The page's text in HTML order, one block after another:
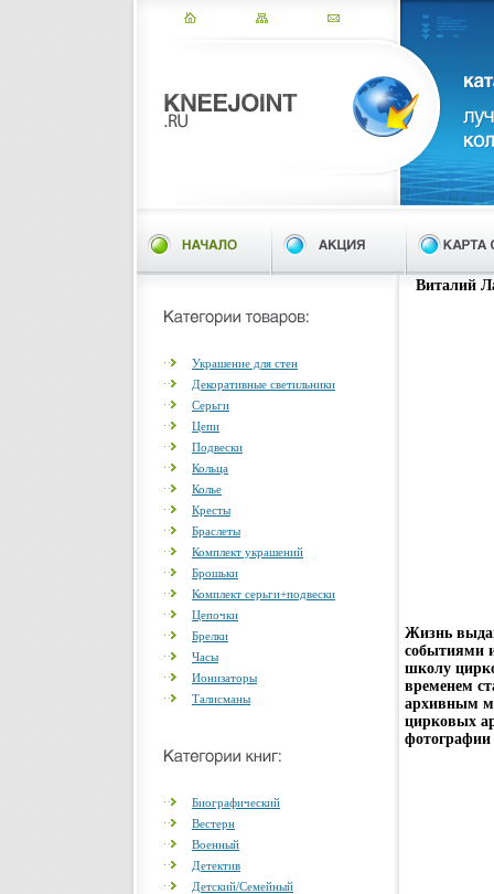
Украшение для стен
Декоративные светильники
Серьги
Цепи
Подвески
Кольца
Колье
Кресты
Браслеты
Комплект украшений
Брошьки
Комплект серьги+подвески
Цепочки
Брелки
Часы
Ионизаторы
Талисманы
Биографический
Вестерн
Военный
Детектив
Детский/Семейный
Виталий
Жизнь
событиями
школу
временем
архивным
цирковых